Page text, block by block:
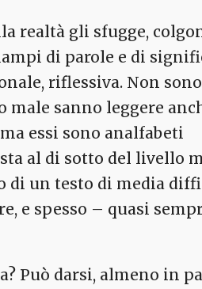
realtà gli sfugge,
di parole e di
riflessiva. Non sono
sanno leggere
essi sono analfabeti
al di sotto del livello
di un testo di media
e spesso – quasi
Può darsi, almeno in